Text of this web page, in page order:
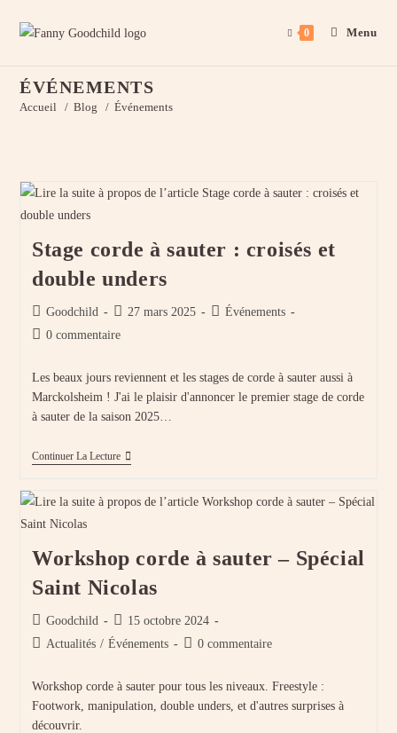
0 Menu
ÉVÉNEMENTS
Accueil / Blog / Événements
Stage corde à sauter : croisés et
double unders
Auteur/autrice
de
Goodchild
Publication
publiée :
27 mars 2025
PostÉvénements
Commentaires
la
publication :
0 commentaire
Les beaux jours reviennent et les stages de corde à sauter aussi à
Marckolsheim ! J'ai le plaisir d'annoncer le premier stage de corde
à sauter de la saison 2025…
Continuer La LectureStage
Sauter
Double
Unders
Workshop corde à sauter – Spécial
Saint Nicolas
Auteur/autrice
de
Goodchild
Publication
publiée :
15 octobre 2024
PostActualités / Événements
Commentaires
la
publication :
0 commentaire
Workshop corde à sauter pour tous les niveaux. Freestyle :
Footwork, manipulation, double unders, et d'autres surprises à
découvrir.